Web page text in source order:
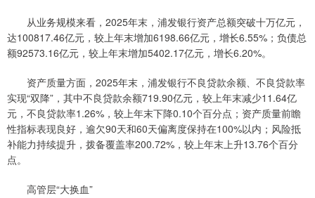
从业务规模来看，2025年末，浦发银行资产总额突破十万亿元，
达100817.46亿元，较上年末增加6198.66亿元，增长6.55%；负债总
额92573.16亿元，较上年末增加5402.17亿元，增长6.20%。
资产质量方面，2025年末，浦发银行不良贷款余额、不良贷款率
实现“双降”，其中不良贷款余额719.90亿元，较上年末减少11.64亿
元，不良贷款率1.26%，较上年末下降0.10个百分点；资产质量前瞻
性指标表现良好，逾欠90天和60天偏离度保持在100%以内；风险抵
补能力持续提升，拨备覆盖率200.72%，较上年末上升13.76个百分
点。
高管层“大换血”